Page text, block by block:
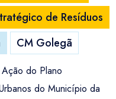
de Resíduos
CM Golegã
do Plano
do Município da